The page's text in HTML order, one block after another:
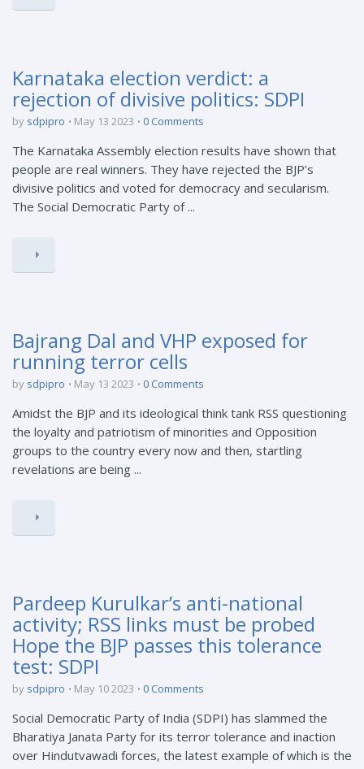
Karnataka election verdict: a
rejection of divisive politics: SDPI
by sdpipro May 13 2023 0 Comments
The Karnataka Assembly election results have shown that
people are real winners. They have rejected the BJP’s
divisive politics and voted for democracy and secularism.
The Social Democratic Party of ...
Bajrang Dal and VHP exposed for
running terror cells
by sdpipro May 13 2023 0 Comments
Amidst the BJP and its ideological think tank RSS questioning
the loyalty and patriotism of minorities and Opposition
groups to the country every now and then, startling
revelations are being ...
Pardeep Kurulkar’s anti-national
activity; RSS links must be probed
Hope the BJP passes this tolerance
test: SDPI
by sdpipro May 10 2023 0 Comments
Social Democratic Party of India (SDPI) has slammed the
Bharatiya Janata Party for its terror tolerance and inaction
over Hindutvawadi forces, the latest example of which is the